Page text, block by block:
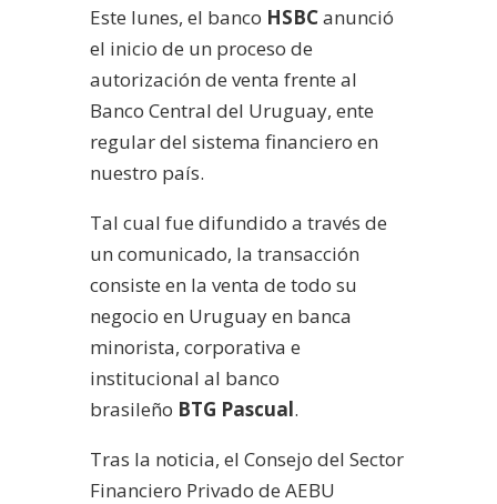
Este lunes, el banco HSBCanunció
el inicio de un proceso de
autorización de venta frente al
Banco Central del Uruguay, ente
regular del sistema financiero en
nuestro país.
Tal cual fue difundido a través de
un comunicado, la transacción
consiste en la venta de todo su
negocio en Uruguay en banca
minorista, corporativa e
institucional al banco
brasileño BTG Pascual.
Tras la noticia, el Consejo del Sector
Financiero Privado de AEBU